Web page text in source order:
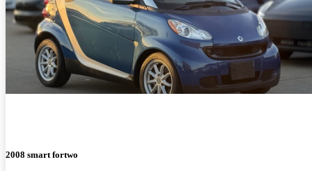
2008 smart fortwo